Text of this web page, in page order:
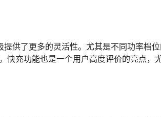
供了更多的灵活性。尤其是不同功率档
快充功能也是一个用户高度评价的亮点，